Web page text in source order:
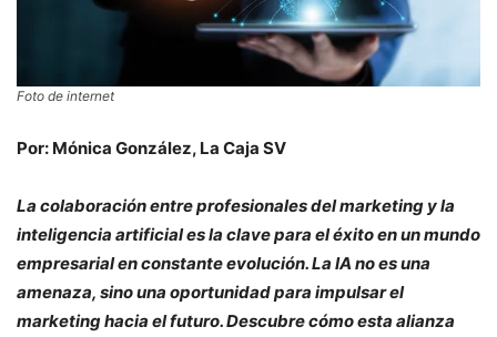
Foto de internet
Por: Mónica González, La Caja SV
La colaboración entre profesionales del marketing y la
inteligencia artificial es la clave para el éxito en un mundo
empresarial en constante evolución. La IA no es una
amenaza, sino una oportunidad para impulsar el
marketing hacia el futuro. Descubre cómo esta alianza